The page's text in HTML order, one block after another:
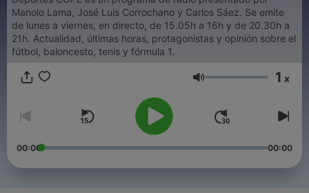
Manolo Lama, José Luis Corrochano y Carlos Sáez. Se emite
de lunes a viernes, en directo, de 15.05h a 16h y de 20.30h a
21h. Actualidad, últimas horas, protagonistas y opinión sobre el
fútbol, baloncesto, tenis y fórmula 1.
Lautstärke 1 x
00:00 00:00